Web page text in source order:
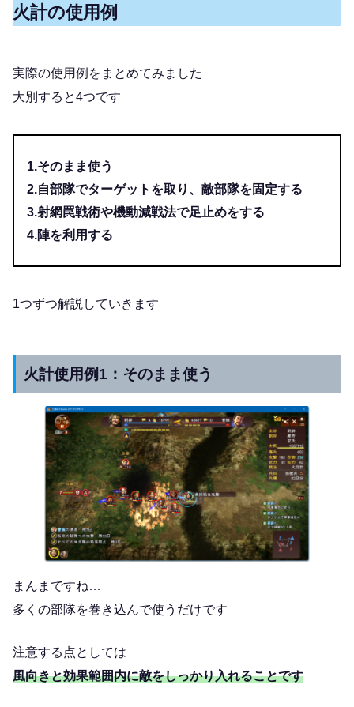
火計の使用例
実際の使用例をまとめてみました
大別すると4つです
1.そのまま使う
2.自部隊でターゲットを取り、敵部隊を固定する
3.射網罠戦術や機動減戦法で足止めをする
4.陣を利用する
1つずつ解説していきます
火計使用例1：そのまま使う
まんまですね…
多くの部隊を巻き込んで使うだけです
注意する点としては
風向きと効果範囲内に敵をしっかり入れることです